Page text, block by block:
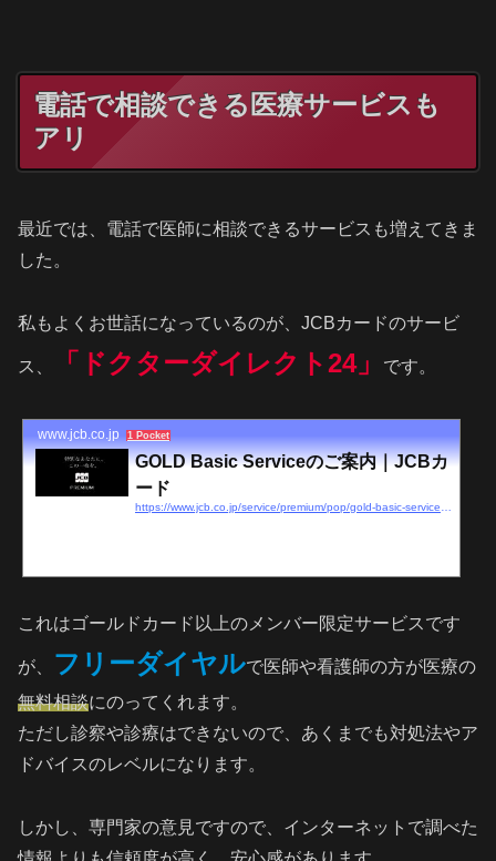
電話で相談できる医療サービスも
アリ
最近では、電話で医師に相談できるサービスも増えてきま
した。
私もよくお世話になっているのが、JCBカードのサービ
ス、 「ドクターダイレクト24」 です。
www.jcb.co.jp 1 Pocket
GOLD Basic Serviceのご案内｜JCBカ
ード
これはゴールドカード以上のメンバー限定サービスです
が、 フリーダイヤルで医師や看護師の方が医療の
無料相談にのってくれます。
ただし診察や診療はできないので、あくまでも対処法やア
ドバイスのレベルになります。
しかし、専門家の意見ですので、インターネットで調べた